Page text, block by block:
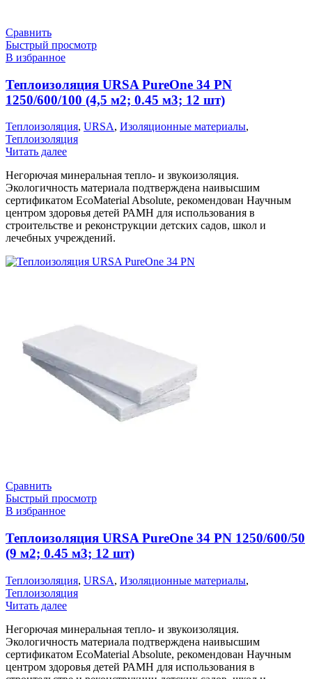
Сравнить
Быстрый просмотр
В избранное
Теплоизоляция URSA PureOne 34 PN
1250/600/100 (4,5 м2; 0.45 м3; 12 шт)
Теплоизоляция, URSA, Изоляционные материалы,
Теплоизоляция
Читать далее
Негорючая минеральная тепло- и звукоизоляция.
Экологичность материала подтверждена наивысшим
сертификатом EcoMaterial Absolute, рекомендован Научным
центром здоровья детей РАМН для использования в
строительстве и реконструкции детских садов, школ и
лечебных учреждений.
Сравнить
Быстрый просмотр
В избранное
Теплоизоляция URSA PureOne 34 PN 1250/600/50
(9 м2; 0.45 м3; 12 шт)
Теплоизоляция, URSA, Изоляционные материалы,
Теплоизоляция
Читать далее
Негорючая минеральная тепло- и звукоизоляция.
Экологичность материала подтверждена наивысшим
сертификатом EcoMaterial Absolute, рекомендован Научным
центром здоровья детей РАМН для использования в